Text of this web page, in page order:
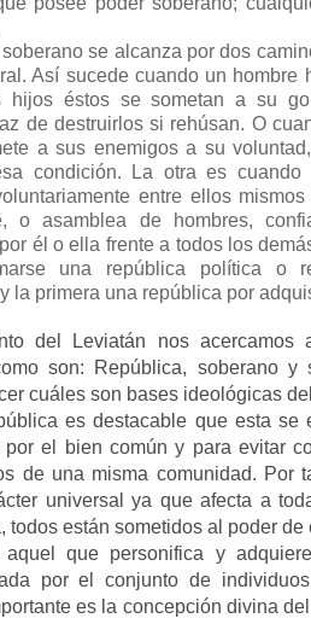
se alcanza por dos
Así sucede cuando un hombre
hijos éstos se sometan a su
de destruirlos si rehúsan. O
a sus enemigos a su
condición. La otra es cuando
entre ellos
o asamblea de hombres,
él o ella frente a todos los
una república política o
la primera una república por
del Leviatán nos acercamos
son: República, soberano y
cuáles son bases ideológicas
es destacable que esta se
el bien común y para evitar
de una misma comunidad. Por
universal ya que afecta a
todos están sometidos al poder de
aquel que personifica y
por el conjunto de
es la concepción divina